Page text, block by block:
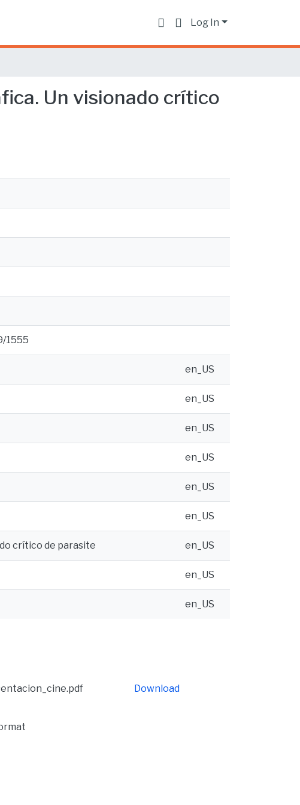
Log In
Un visionado crítico
1555
en_US
en_US
en_US
en_US
en_US
en_US
crítico de parasite en_US
en_US
en_US
Download